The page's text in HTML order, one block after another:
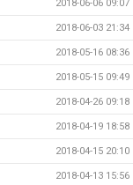
2018-06-06 09:07
2018-06-03 21:34
2018-05-16 08:36
2018-05-15 09:49
2018-04-26 09:18
2018-04-19 18:58
2018-04-15 20:10
2018-04-13 15:56